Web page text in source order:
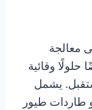
معالجة
وقائية
يشمل
طاردات طيور